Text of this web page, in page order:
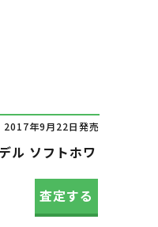
2017年9月22日発売
ソフトホワ
査定する